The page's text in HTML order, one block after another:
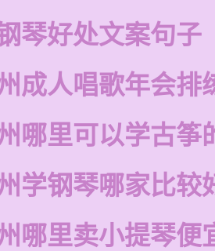
琴好处文案句子
成人唱歌年会排
哪里可以学古筝
学钢琴哪家比较
哪里卖小提琴便